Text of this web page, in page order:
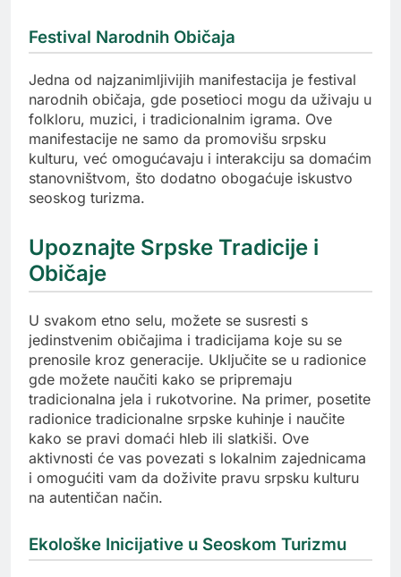
Festival Narodnih Običaja
Jedna od najzanimljivijih manifestacija je festival
narodnih običaja, gde posetioci mogu da uživaju u
folkloru, muzici, i tradicionalnim igrama. Ove
manifestacije ne samo da promovišu srpsku
kulturu, već omogućavaju i interakciju sa domaćim
stanovništvom, što dodatno obogaćuje iskustvo
seoskog turizma.
Upoznajte Srpske Tradicije i
Običaje
U svakom etno selu, možete se susresti s
jedinstvenim običajima i tradicijama koje su se
prenosile kroz generacije. Uključite se u radionice
gde možete naučiti kako se pripremaju
tradicionalna jela i rukotvorine. Na primer, posetite
radionice tradicionalne srpske kuhinje i naučite
kako se pravi domaći hleb ili slatkiši. Ove
aktivnosti će vas povezati s lokalnim zajednicama
i omogućiti vam da doživite pravu srpsku kulturu
na autentičan način.
Ekološke Inicijative u Seoskom Turizmu